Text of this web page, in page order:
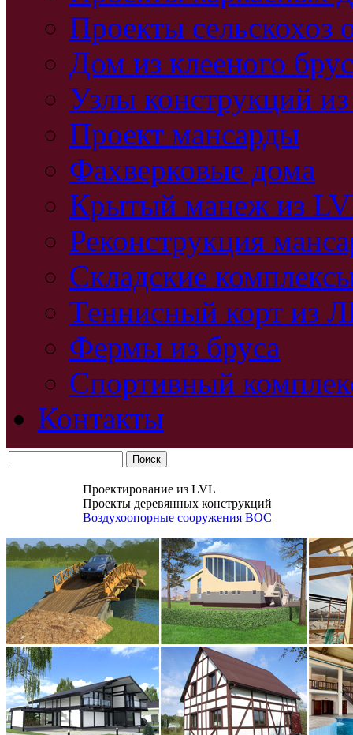
Проекты сельскохоз
Дом из клееного
Узлы конструкций
Проект мансарды
Фахверковые дома
Крытый манеж из
Реконструкция
Складские
Теннисный корт из
Фермы из бруса
Спортивный
Контакты
Проектирование из LVL
Проекты деревянных конструкций
Воздухоопорные сооружения ВОС